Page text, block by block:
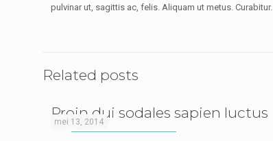
pulvinar ut, sagittis ac, felis. Aliquam ut metus. Curabitur.
Related posts
mei 13, 2014
Proin dui sodales sapien luctus